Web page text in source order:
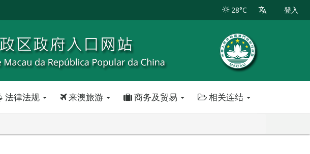
28°C 登入
法律法规 来澳旅游 商务及贸易 相关连结